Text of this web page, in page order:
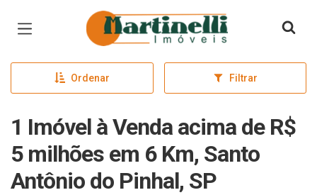
Página inicial
Ordenar Filtrar
1 Imóvel à Venda acima de R$
5 milhões em 6 Km, Santo
Antônio do Pinhal, SP